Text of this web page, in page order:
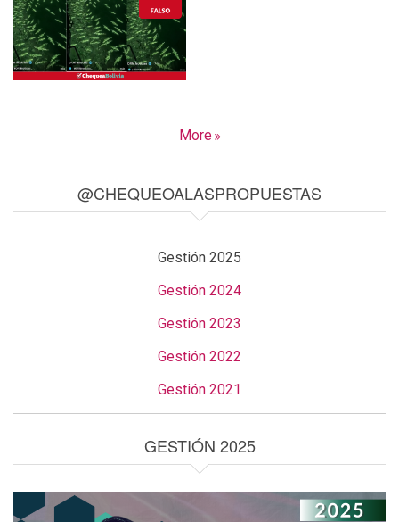
More
@CHEQUEOALASPROPUESTAS
Gestión 2025
Gestión 2024
Gestión 2023
Gestión 2022
Gestión 2021
GESTIÓN 2025